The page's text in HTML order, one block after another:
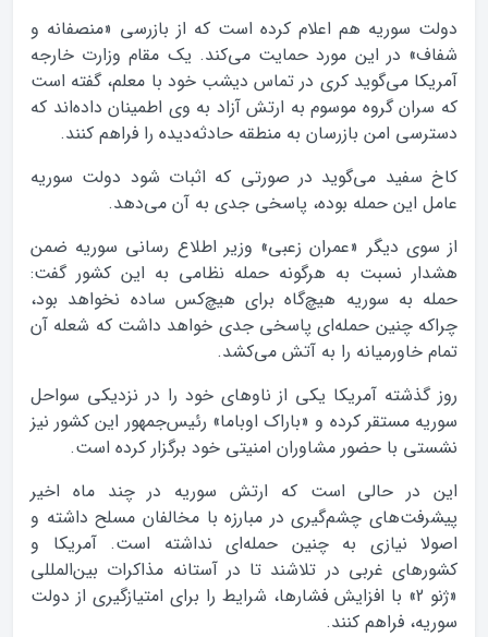
دولت سوریه هم اعلام کرده است که از بازرسی «منصفانه و
شفاف» در این مورد حمایت می‌کند. یک مقام وزارت خارجه
آمریکا می‌گوید کری در تماس دیشب خود با معلم، گفته است
که سران گروه موسوم به ارتش آزاد به وی اطمینان داده‌اند که
دسترسی امن بازرسان به منطقه حادثه‌دیده را فراهم کنند.
کاخ سفید می‌گوید در صورتی که اثبات شود دولت سوریه
عامل این حمله بوده، پاسخی جدی به آن می‌دهد.
از سوی دیگر «عمران زعبی» وزیر اطلاع رسانی سوریه ضمن
هشدار نسبت به هرگونه حمله نظامی به این کشور گفت:
حمله به سوریه هیچ‌گاه برای هیچ‌کس ساده نخواهد بود،
چراکه چنین حمله‌ای پاسخی جدی خواهد داشت که شعله آن
تمام خاورمیانه را به آتش می‌کشد.
روز گذشته آمریکا یکی از ناوهای خود را در نزدیکی سواحل
سوریه مستقر کرده و «باراک اوباما» رئیس‌جمهور این کشور نیز
نشستی با حضور مشاوران امنیتی خود برگزار کرده است.
این در حالی است که ارتش سوریه در چند ماه اخیر
پیشرفت‌های چشم‌گیری در مبارزه با مخالفان مسلح داشته و
اصولا نیازی به چنین حمله‌ای نداشته است. آمریکا و
کشورهای غربی در تلاشند تا در آستانه مذاکرات بین‌المللی
«ژنو 2» با افزایش فشارها، شرایط را برای امتیازگیری از دولت
سوریه، فراهم کنند.